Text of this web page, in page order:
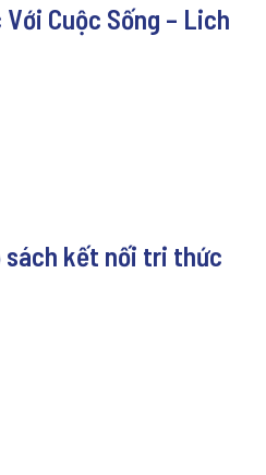
Cuộc Sống – Lich
sách kết nối tri thức